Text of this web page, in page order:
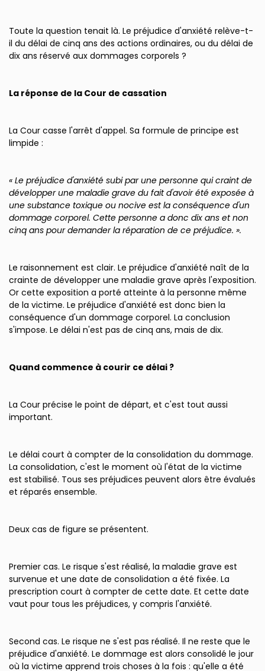
Toute la question tenait là. Le préjudice d'anxiété relève-t-
il du délai de cinq ans des actions ordinaires, ou du délai de
dix ans réservé aux dommages corporels ?
La réponse de la Cour de cassation
La Cour casse l'arrêt d'appel. Sa formule de principe est
limpide :
« Le préjudice d'anxiété subi par une personne qui craint de
développer une maladie grave du fait d'avoir été exposée à
une substance toxique ou nocive est la conséquence d'un
dommage corporel. Cette personne a donc dix ans et non
cinq ans pour demander la réparation de ce préjudice. ».
Le raisonnement est clair. Le préjudice d'anxiété naît de la
crainte de développer une maladie grave après l'exposition.
Or cette exposition a porté atteinte à la personne même
de la victime. Le préjudice d'anxiété est donc bien la
conséquence d'un dommage corporel. La conclusion
s'impose. Le délai n'est pas de cinq ans, mais de dix.
Quand commence à courir ce délai ?
La Cour précise le point de départ, et c'est tout aussi
important.
Le délai court à compter de la consolidation du dommage.
La consolidation, c'est le moment où l'état de la victime
est stabilisé. Tous ses préjudices peuvent alors être évalués
et réparés ensemble.
Deux cas de figure se présentent.
Premier cas. Le risque s'est réalisé, la maladie grave est
survenue et une date de consolidation a été fixée. La
prescription court à compter de cette date. Et cette date
vaut pour tous les préjudices, y compris l'anxiété.
Second cas. Le risque ne s'est pas réalisé. Il ne reste que le
préjudice d'anxiété. Le dommage est alors consolidé le jour
où la victime apprend trois choses à la fois : qu'elle a été